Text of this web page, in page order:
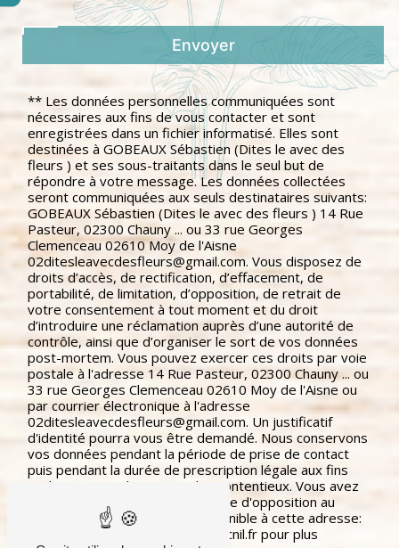
Envoyer
** Les données personnelles communiquées sont
nécessaires aux fins de vous contacter et sont
enregistrées dans un fichier informatisé. Elles sont
destinées à GOBEAUX Sébastien (Dites le avec des
fleurs ) et ses sous-traitants dans le seul but de
répondre à votre message. Les données collectées
seront communiquées aux seuls destinataires suivants:
GOBEAUX Sébastien (Dites le avec des fleurs ) 14 Rue
Pasteur, 02300 Chauny ... ou 33 rue Georges
Clemenceau 02610 Moy de l'Aisne
02ditesleavecdesfleurs@gmail.com. Vous disposez de
droits d’accès, de rectification, d’effacement, de
portabilité, de limitation, d’opposition, de retrait de
votre consentement à tout moment et du droit
d’introduire une réclamation auprès d’une autorité de
contrôle, ainsi que d’organiser le sort de vos données
post-mortem. Vous pouvez exercer ces droits par voie
postale à l'adresse 14 Rue Pasteur, 02300 Chauny ... ou
33 rue Georges Clemenceau 02610 Moy de l'Aisne ou
par courrier électronique à l'adresse
02ditesleavecdesfleurs@gmail.com. Un justificatif
d'identité pourra vous être demandé. Nous conservons
vos données pendant la période de prise de contact
puis pendant la durée de prescription légale aux fins
probatoires et de gestion des contentieux. Vous avez
le droit de vous inscrire sur la liste d'opposition au
démarchage téléphonique, disponible à cette adresse:
Bloctel.gouv.fr
. Consultez le site cnil.fr pour plus